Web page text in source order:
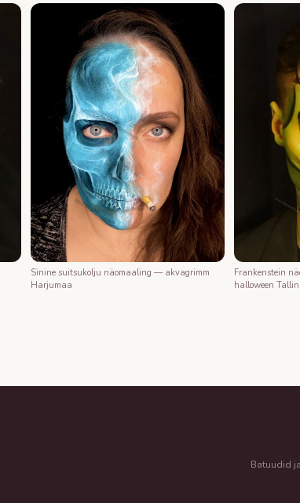
Sinine suitsukolju näomaaling — akvagrimm
Harjumaa
Frankenstein
halloween
Batuudid